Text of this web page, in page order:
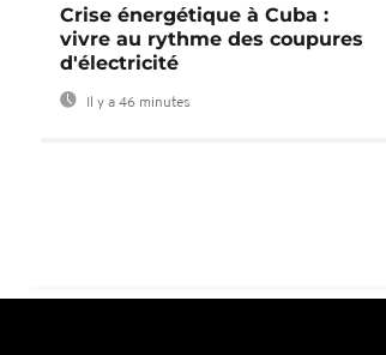
Crise énergétique à Cuba :
vivre au rythme des coupures
d'électricité
Il y a 46 minutes